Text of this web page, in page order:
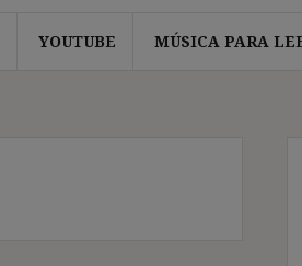
YOUTUBE MÚSICA PARA